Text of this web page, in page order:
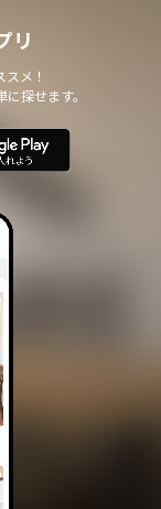
き損の防止その
置を講じます。
、 取り扱いを
第三者に対する
、ISMS申請業務
に 個人情報の
場合を除き、
、第三者に提供
開示の請求があ
、開示に応じ
リ
メ！
探せます。